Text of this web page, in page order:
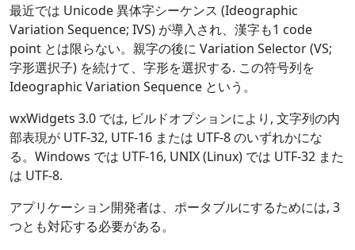
最近では Unicode 異体字シーケンス (Ideographic
Variation Sequence; IVS) が導入され、漢字も1 code
point とは限らない。親字の後に Variation Selector (VS;
字形選択子) を続けて、字形を選択する. この符号列を
Ideographic Variation Sequence という。
wxWidgets 3.0 では, ビルドオプションにより, 文字列の内
部表現が UTF-32, UTF-16 または UTF-8 のいずれかにな
る。Windows では UTF-16, UNIX (Linux) では UTF-32 また
は UTF-8.
アプリケーション開発者は、ポータブルにするためには, 3
つとも対応する必要がある。